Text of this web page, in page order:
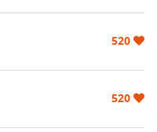
520
520